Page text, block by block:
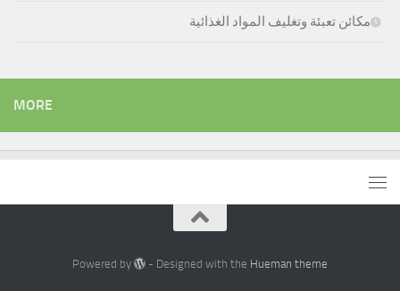
مكائن تعبئة وتغليف المواد الغذائية
MORE
Powered by - Designed with the Hueman theme